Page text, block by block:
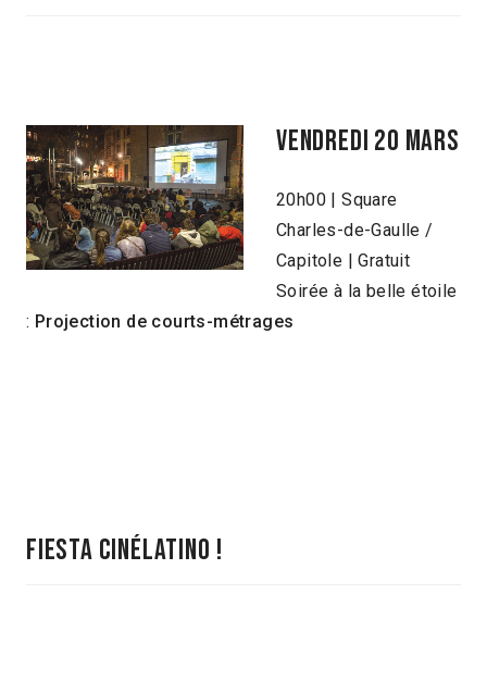
Vendredi 20 mars
20h00 | Square
Charles-de-Gaulle /
Capitole | Gratuit
Soirée à la belle étoile
: Projection de courts-métrages
fiesta cinélatino !